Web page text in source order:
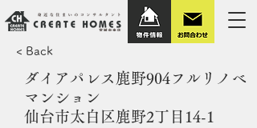
< Back
ダイアパレス鹿野904フルリノベ
マンション
仙台市太白区鹿野2丁目14-1